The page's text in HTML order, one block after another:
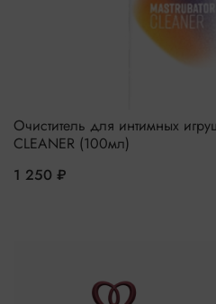
Очиститель для интимных
CLEANER (100мл)
1 250 ₽